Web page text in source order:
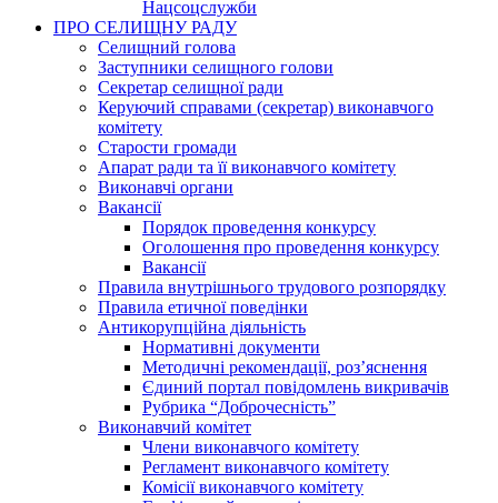
Нацсоцслужби
ПРО СЕЛИЩНУ РАДУ
Селищний голова
Заступники селищного голови
Секретар селищної ради
Керуючий справами (секретар) виконавчого
комітету
Старости громади
Апарат ради та її виконавчого комітету
Виконавчі органи
Вакансії
Порядок проведення конкурсу
Оголошення про проведення конкурсу
Вакансії
Правила внутрішнього трудового розпорядку
Правила етичної поведінки
Антикорупційна діяльність
Нормативні документи
Методичні рекомендації, роз’яснення
Єдиний портал повідомлень викривачів
Рубрика “Доброчесність”
Виконавчий комітет
Члени виконавчого комітету
Регламент виконавчого комітету
Комісії виконавчого комітету